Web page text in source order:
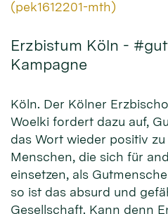
Von:
(pek1612201-mth)
Erzbistum Köln -
Kampagne
Köln. Der Kölner
Woelki fordert dazu auf,
das Wort wieder positiv zu
Menschen, die sich für
einsetzen, als
so ist das absurd und
Gesellschaft. Kann denn